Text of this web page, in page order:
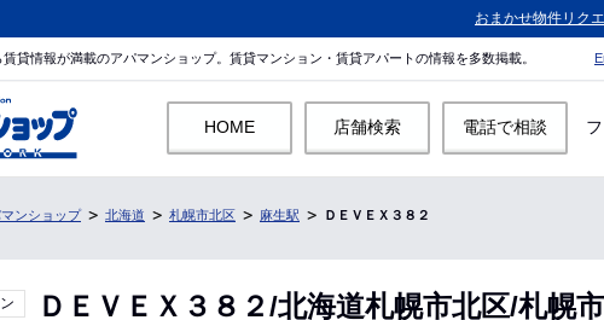
おまかせ物件リク
貸情報が満載のアパマンショップ。賃貸マンション・賃貸アパートの情報を多数掲載。
HOME 店舗検索 電話で相談
ンショップ 北海道 札幌市北区 麻生駅 ＤＥＶＥＸ３８２
ＤＥＶＥＸ３８２/北海道札幌市北区/札幌